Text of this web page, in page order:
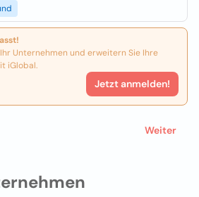
Unternehmen und erweitern Sie Ihre
iGlobal.
Jetzt anmelden!
Weiter